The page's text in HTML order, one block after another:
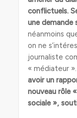
conflictuels.
une demande
néanmoins
on ne
journaliste
« médiateur
avoir un
nouveau rôle
sociale »,